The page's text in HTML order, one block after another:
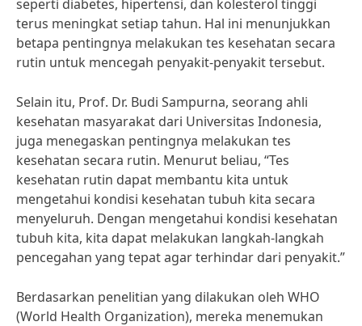
seperti diabetes, hipertensi, dan kolesterol tinggi
terus meningkat setiap tahun. Hal ini menunjukkan
betapa pentingnya melakukan tes kesehatan secara
rutin untuk mencegah penyakit-penyakit tersebut.
Selain itu, Prof. Dr. Budi Sampurna, seorang ahli
kesehatan masyarakat dari Universitas Indonesia,
juga menegaskan pentingnya melakukan tes
kesehatan secara rutin. Menurut beliau, “Tes
kesehatan rutin dapat membantu kita untuk
mengetahui kondisi kesehatan tubuh kita secara
menyeluruh. Dengan mengetahui kondisi kesehatan
tubuh kita, kita dapat melakukan langkah-langkah
pencegahan yang tepat agar terhindar dari penyakit.”
Berdasarkan penelitian yang dilakukan oleh WHO
(World Health Organization), mereka menemukan